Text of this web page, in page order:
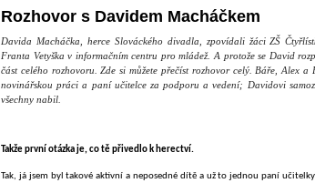
Rozhovor s Davidem Macháčkem
Davida Macháčka, herce Slováckého divadla, zpovídali žáciZŠ
Franta Vetyška v informačním centru pro mládež. A protože se David
část celého rozhovoru. Zde si můžete přečíst rozhovor celý. Báře, Alex
novinářskou práci a paní učitelce za podporu a vedení; Davidovi
všechny nabil.
Takže první otázka je, co tě přivedlo k herectví.
Tak, já jsem byl takové aktivní a neposedné dítě a už to jednou paní